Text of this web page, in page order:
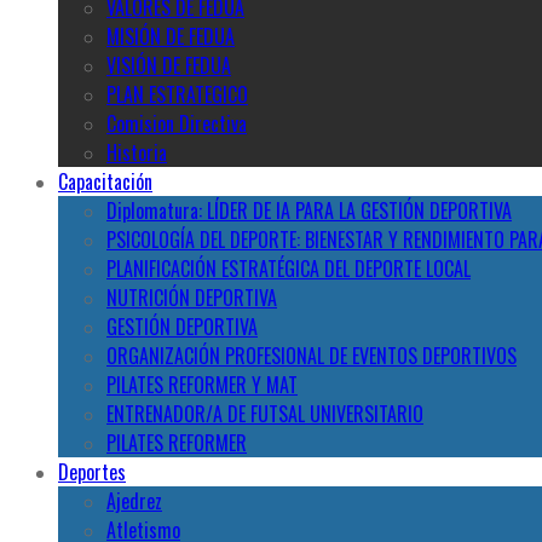
VALORES DE FEDUA
MISIÓN DE FEDUA
VISIÓN DE FEDUA
PLAN ESTRATEGICO
Comision Directiva
Historia
Capacitación
Diplomatura: LÍDER DE IA PARA LA GESTIÓN DEPORTIVA
PSICOLOGÍA DEL DEPORTE: BIENESTAR Y RENDIMIENTO
PLANIFICACIÓN ESTRATÉGICA DEL DEPORTE LOCAL
NUTRICIÓN DEPORTIVA
GESTIÓN DEPORTIVA
ORGANIZACIÓN PROFESIONAL DE EVENTOS DEPORTIVOS
PILATES REFORMER Y MAT
ENTRENADOR/A DE FUTSAL UNIVERSITARIO
PILATES REFORMER
Deportes
Ajedrez
Atletismo